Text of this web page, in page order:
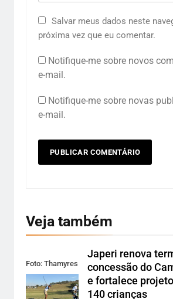
Salvar meus dados neste
próxima vez que eu comentar.
Notifique-me sobre novos
e-mail.
Notifique-me sobre novas
e-mail.
Veja também
Foto: Thamyres
Cardoso
Japeri renova
concessão do
e fortalece
140 crianças